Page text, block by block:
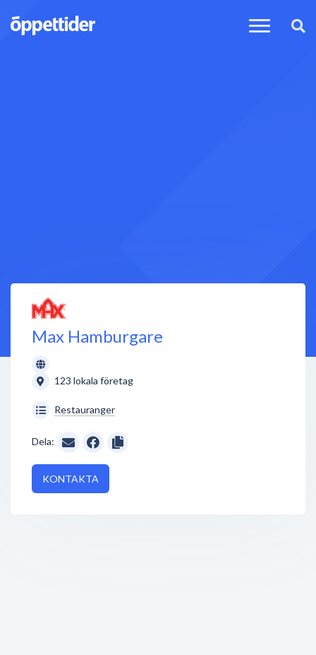
Max Hamburgare
123 lokala företag
Restauranger
Dela:
KONTAKTA